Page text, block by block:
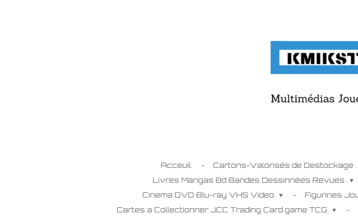
Acceuil Cartons-Valorisés de Destockage
Livres Mangas Bd Bandes Dessinnées Revues
Cinema DVD Blu-ray VHS Video
Figurines
Cartes a Collectionner JCC Trading Card game TCG